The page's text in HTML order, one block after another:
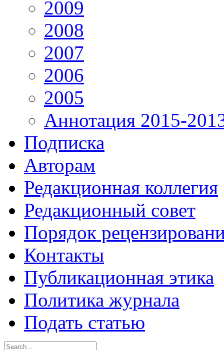
2009
2008
2007
2006
2005
Аннотация 2015-
Подписка
Авторам
Редакционная коллегия
Редакционный совет
Порядок
Контакты
Публикационная этика
Политика журнала
Подать статью